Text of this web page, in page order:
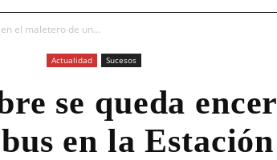
Diario
el maletero de un...
Actualidad Sucesos
se queda
en la